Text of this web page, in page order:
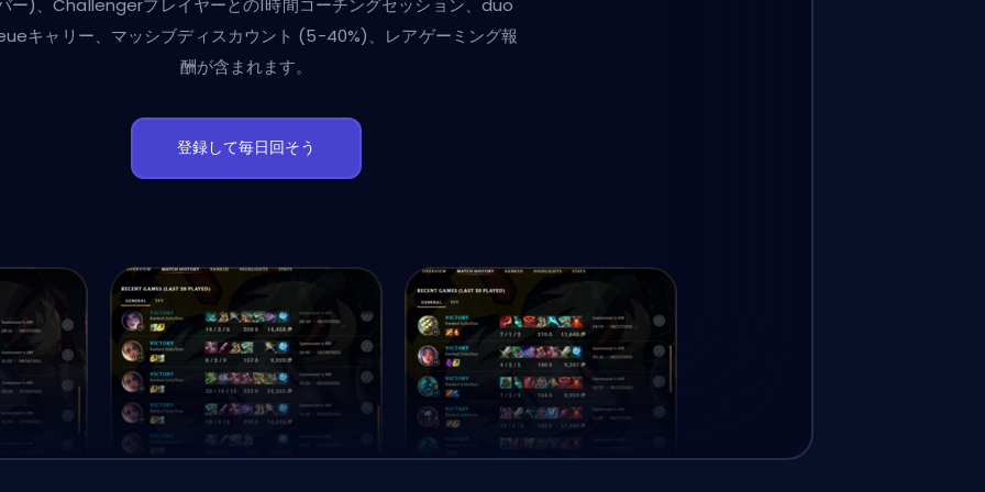
キャリー、マッシブディスカウント (5-40%)、レアゲーミング報
酬が含まれます。
登録して毎日回そう